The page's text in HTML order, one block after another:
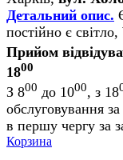
Детальний опис.
постійно є
Прийом
1800
З 800 до 1000, з 18
обслуговування
в першу чергу за
Корзина